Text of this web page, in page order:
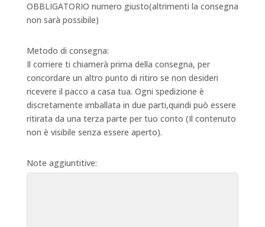
OBBLIGATORIO numero giusto(altrimenti la consegna
non sarà possibile)
Metodo di consegna:
Il corriere ti chiamerà prima della consegna, per
concordare un altro punto di ritiro se non desideri
ricevere il pacco a casa tua. Ogni spedizione è
discretamente imballata in due parti,quindi può essere
ritirata da una terza parte per tuo conto (Il contenuto
non è visibile senza essere aperto).
Note aggiuntitive: